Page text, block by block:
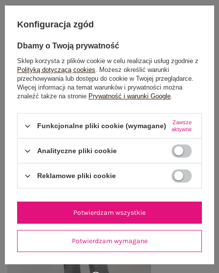
ZWROTY I REKLAMACJE
OSTATNIO OGLĄDANE
Zobacz wszystko
Konfiguracja zgód
Dbamy o Twoją prywatność
Sklep korzysta z plików cookie w celu realizacji usług zgodnie z
Polityką dotyczącą cookies. Możesz określić warunki
przechowywania lub dostępu do cookie w Twojej przeglądarce.
Więcej informacji na temat warunków i prywatności można
znaleźć także na stronie Prywatność i warunki Google.
Funkcjonalne pliki cookie (wymagane)
Zawsze
aktywne
Analityczne pliki cookie
Reklamowe pliki cookie
Potwierdzam wymagane
Potwierdzam wszystkie